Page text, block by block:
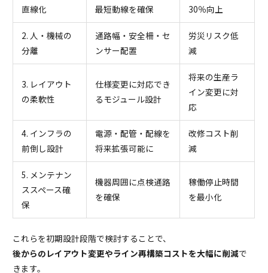
直線化
最短動線を確保
30％向上
2. 人・機械の
分離
通路幅・安全柵・セ
ンサー配置
労災リスク低
減
3. レイアウト
の柔軟性
仕様変更に対応でき
るモジュール設計
将来の生産ラ
イン変更に対
応
4. インフラの
前倒し設計
電源・配管・配線を
将来拡張可能に
改修コスト削
減
5. メンテナン
ススペース確
保
機器周囲に点検通路
を確保
稼働停止時間
を最小化
これらを初期設計段階で検討することで、
後からのレイアウト変更やライン再構築コストを大幅に削減で
きます。